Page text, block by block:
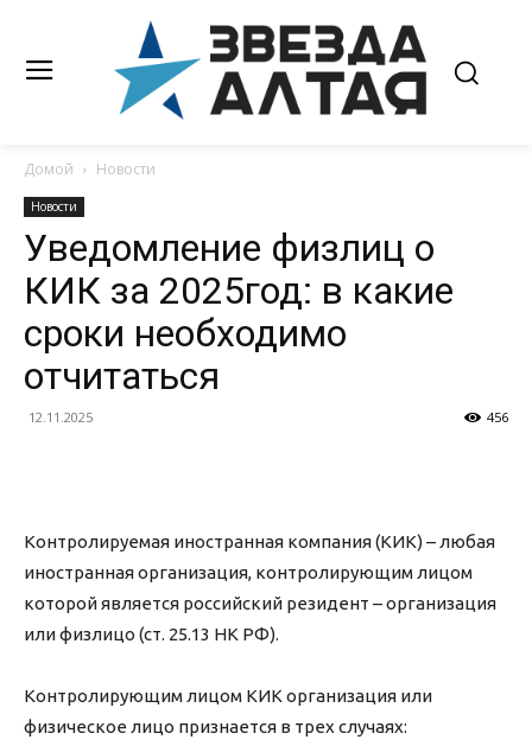
Домой Новости
Новости
Уведомление физлиц о
КИК за 2025год: в какие
сроки необходимо
отчитаться
12.11.2025 456
Контролируемая иностранная компания (КИК) – любая
иностранная организация, контролирующим лицом
которой является российский резидент – организация
или физлицо (ст. 25.13 НК РФ).
Контролирующим лицом КИК организация или
физическое лицо признается в трех случаях: